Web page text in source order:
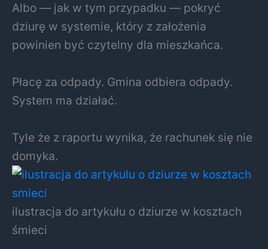
Albo — jak w tym przypadku — pokryć
dziurę w systemie, który z założenia
powinien być czytelny dla mieszkańca.
Płacę za odpady. Gmina odbiera odpady.
System ma działać.
Tyle że z raportu wynika, że rachunek się nie
domyka.
ilustracja do artykułu o dziurze w kosztach
śmieci